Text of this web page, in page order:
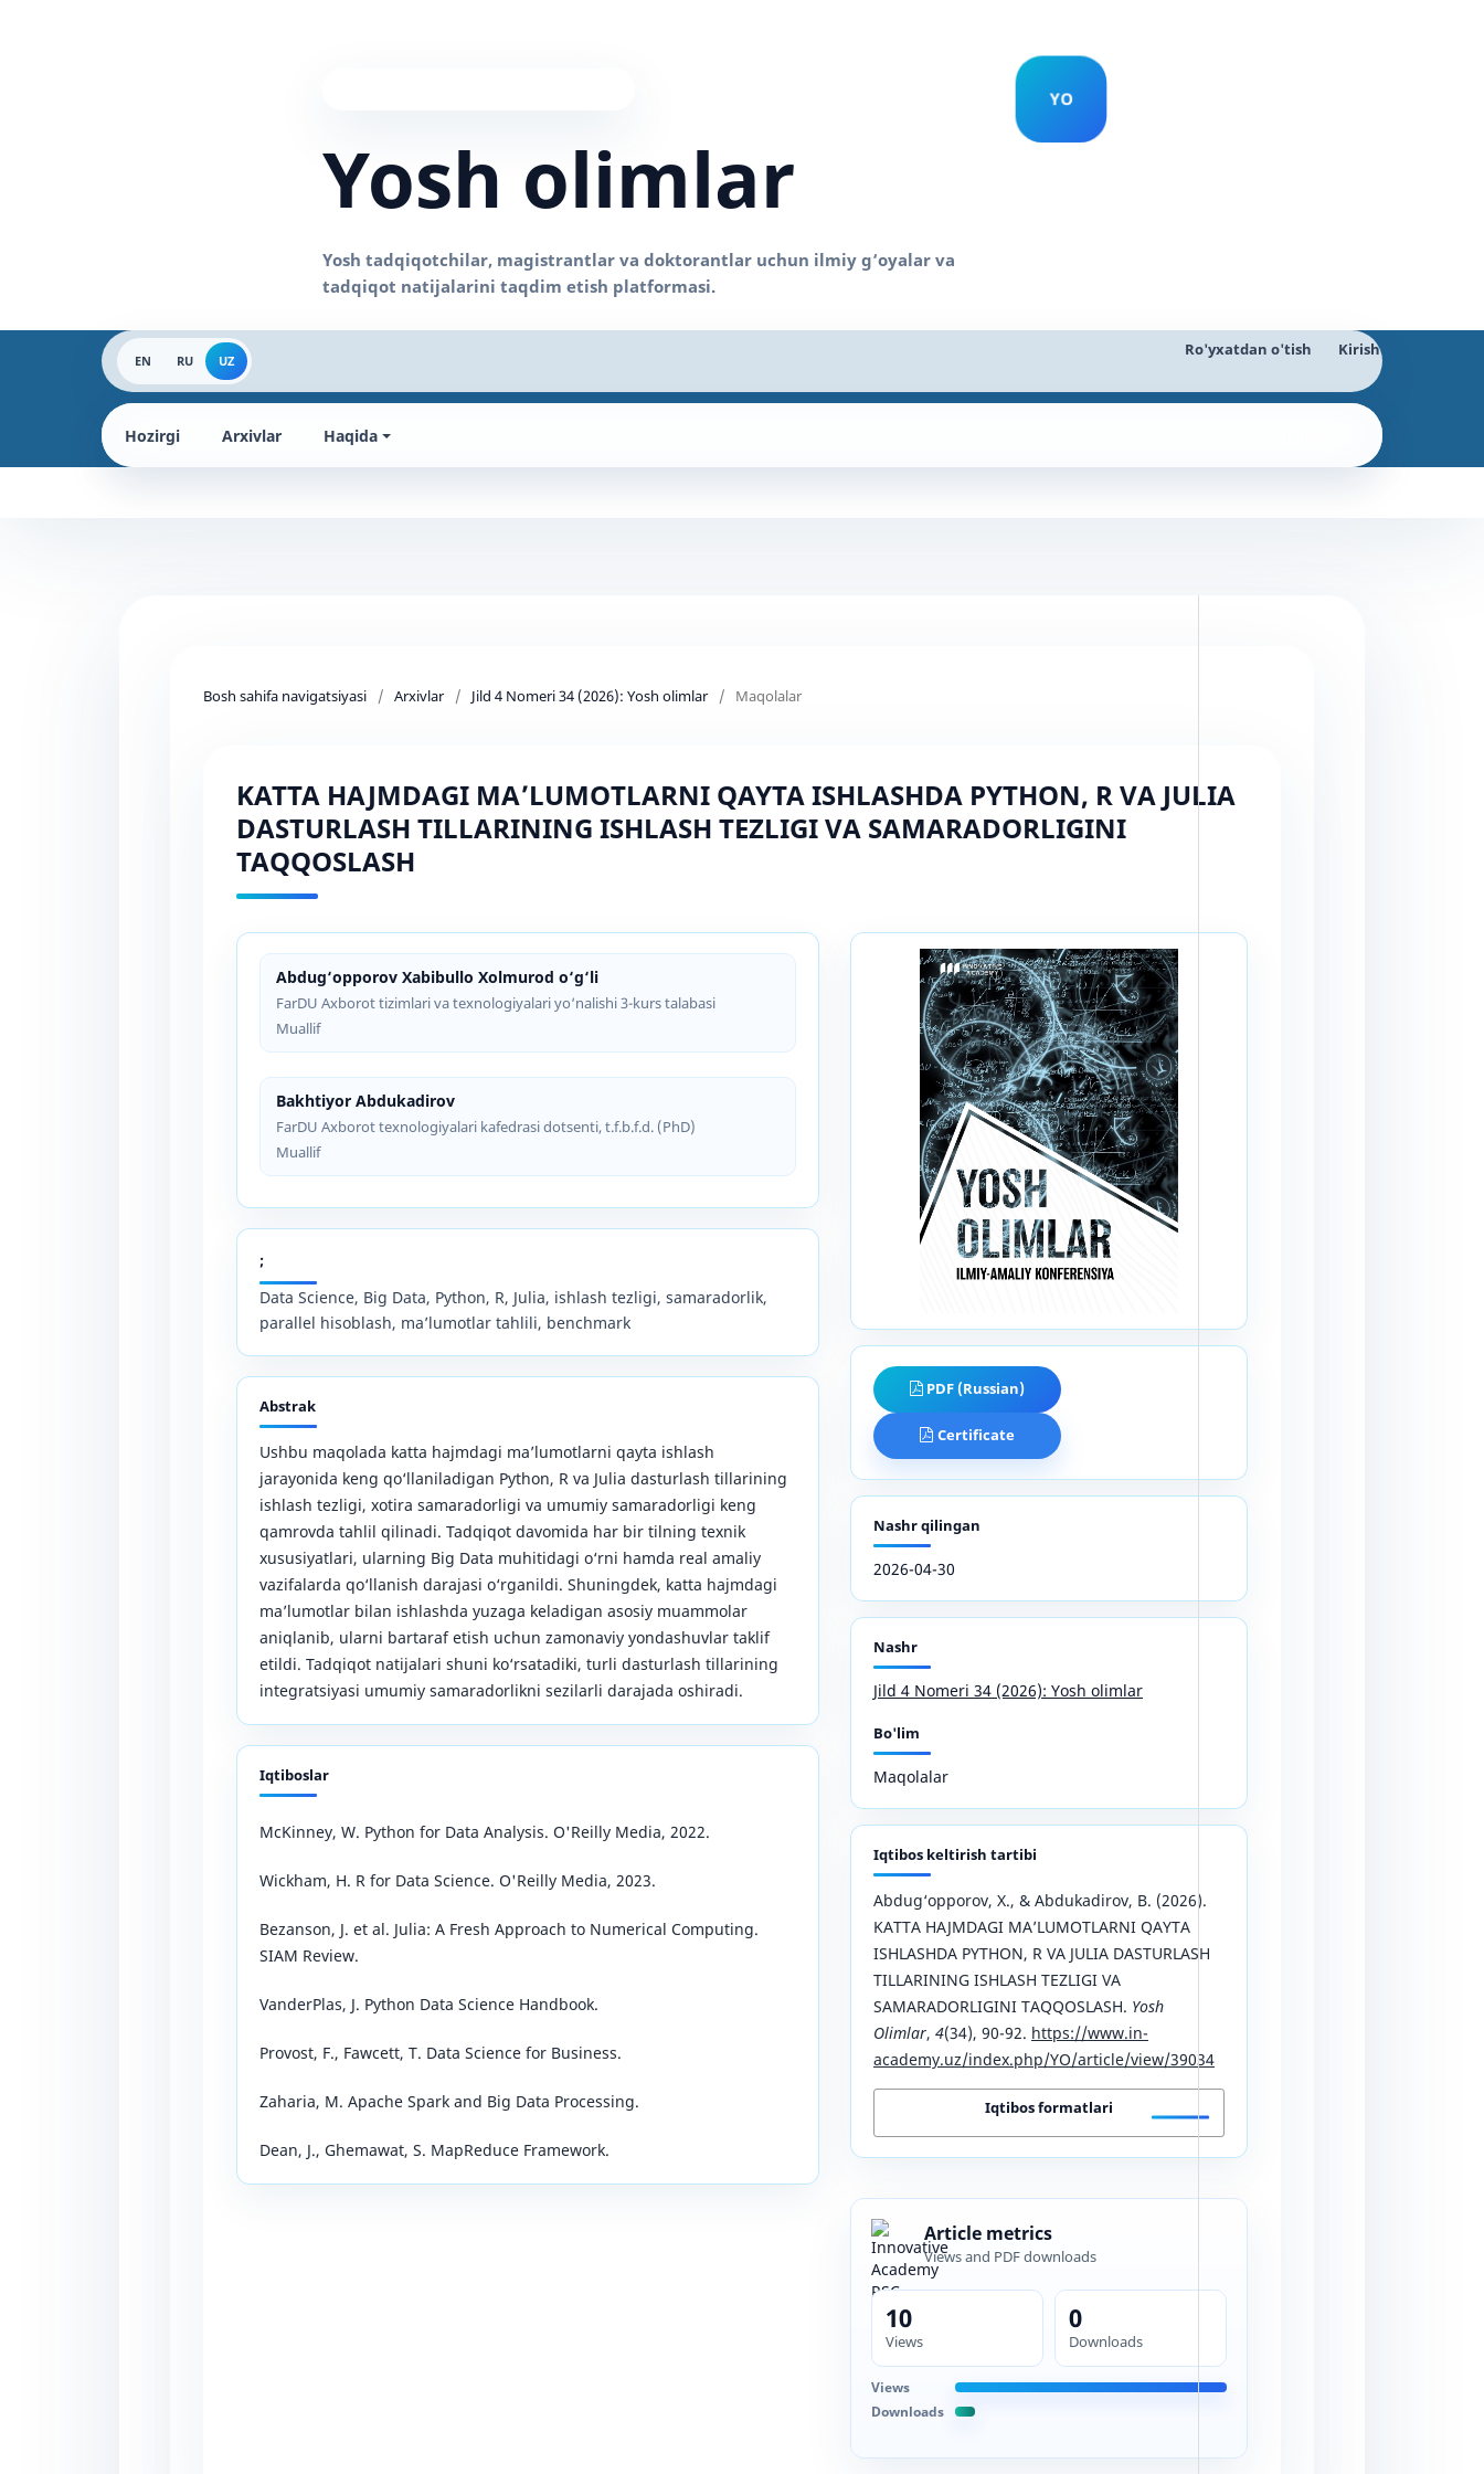
Yosh olimlar
EN RU UZ
Ro'yxatdan o'tish Kirish
Hozirgi Arxivlar Haqida
Bosh sahifa navigatsiyasi / Arxivlar / Jild 4 Nomeri 34 (2026): Yosh olimlar / Maqolalar
KATTA HAJMDAGI MA’LUMOTLARNI QAYTA ISHLASHDA PYTHON, R VA JULIA
DASTURLASH TILLARINING ISHLASH TEZLIGI VA SAMARADORLIGINI
TAQQOSLASH
Abdug‘opporov Xabibullo Xolmurod o‘g‘li
FarDU Axborot tizimlari va texnologiyalari yo‘nalishi 3-kurs talabasi
Muallif
Bakhtiyor Abdukadirov
FarDU Axborot texnologiyalari kafedrasi dotsenti, t.f.b.f.d. (PhD)
Muallif
;
Data Science, Big Data, Python, R, Julia, ishlash tezligi, samaradorlik,
parallel hisoblash, ma’lumotlar tahlili, benchmark
Abstrak
Ushbu maqolada katta hajmdagi ma’lumotlarni qayta ishlash
jarayonida keng qo‘llaniladigan Python, R va Julia dasturlash tillarining
ishlash tezligi, xotira samaradorligi va umumiy samaradorligi keng
qamrovda tahlil qilinadi. Tadqiqot davomida har bir tilning texnik
xususiyatlari, ularning Big Data muhitidagi o‘rni hamda real amaliy
vazifalarda qo‘llanish darajasi o‘rganildi. Shuningdek, katta hajmdagi
ma’lumotlar bilan ishlashda yuzaga keladigan asosiy muammolar
aniqlanib, ularni bartaraf etish uchun zamonaviy yondashuvlar taklif
etildi. Tadqiqot natijalari shuni ko‘rsatadiki, turli dasturlash tillarining
integratsiyasi umumiy samaradorlikni sezilarli darajada oshiradi.
Iqtiboslar
McKinney, W. Python for Data Analysis. O'Reilly Media, 2022.
Wickham, H. R for Data Science. O'Reilly Media, 2023.
Bezanson, J. et al. Julia: A Fresh Approach to Numerical Computing.
SIAM Review.
VanderPlas, J. Python Data Science Handbook.
Provost, F., Fawcett, T. Data Science for Business.
Zaharia, M. Apache Spark and Big Data Processing.
Dean, J., Ghemawat, S. MapReduce Framework.
PDF (Russian)
Certificate
Nashr qilingan
2026-04-30
Nashr
Jild 4 Nomeri 34 (2026): Yosh olimlar
Bo'lim
Maqolalar
Iqtibos keltirish tartibi
Abdug‘opporov, X., & Abdukadirov, B. (2026).
KATTA HAJMDAGI MA’LUMOTLARNI QAYTA
ISHLASHDA PYTHON, R VA JULIA DASTURLASH
TILLARINING ISHLASH TEZLIGI VA
SAMARADORLIGINI TAQQOSLASH. Yosh
Olimlar, 4(34), 90-92. https://www.in-
academy.uz/index.php/YO/article/view/39034
Iqtibos formatlari
Article metrics
Views and PDF downloads
10
Views
0
Downloads
Views
Downloads